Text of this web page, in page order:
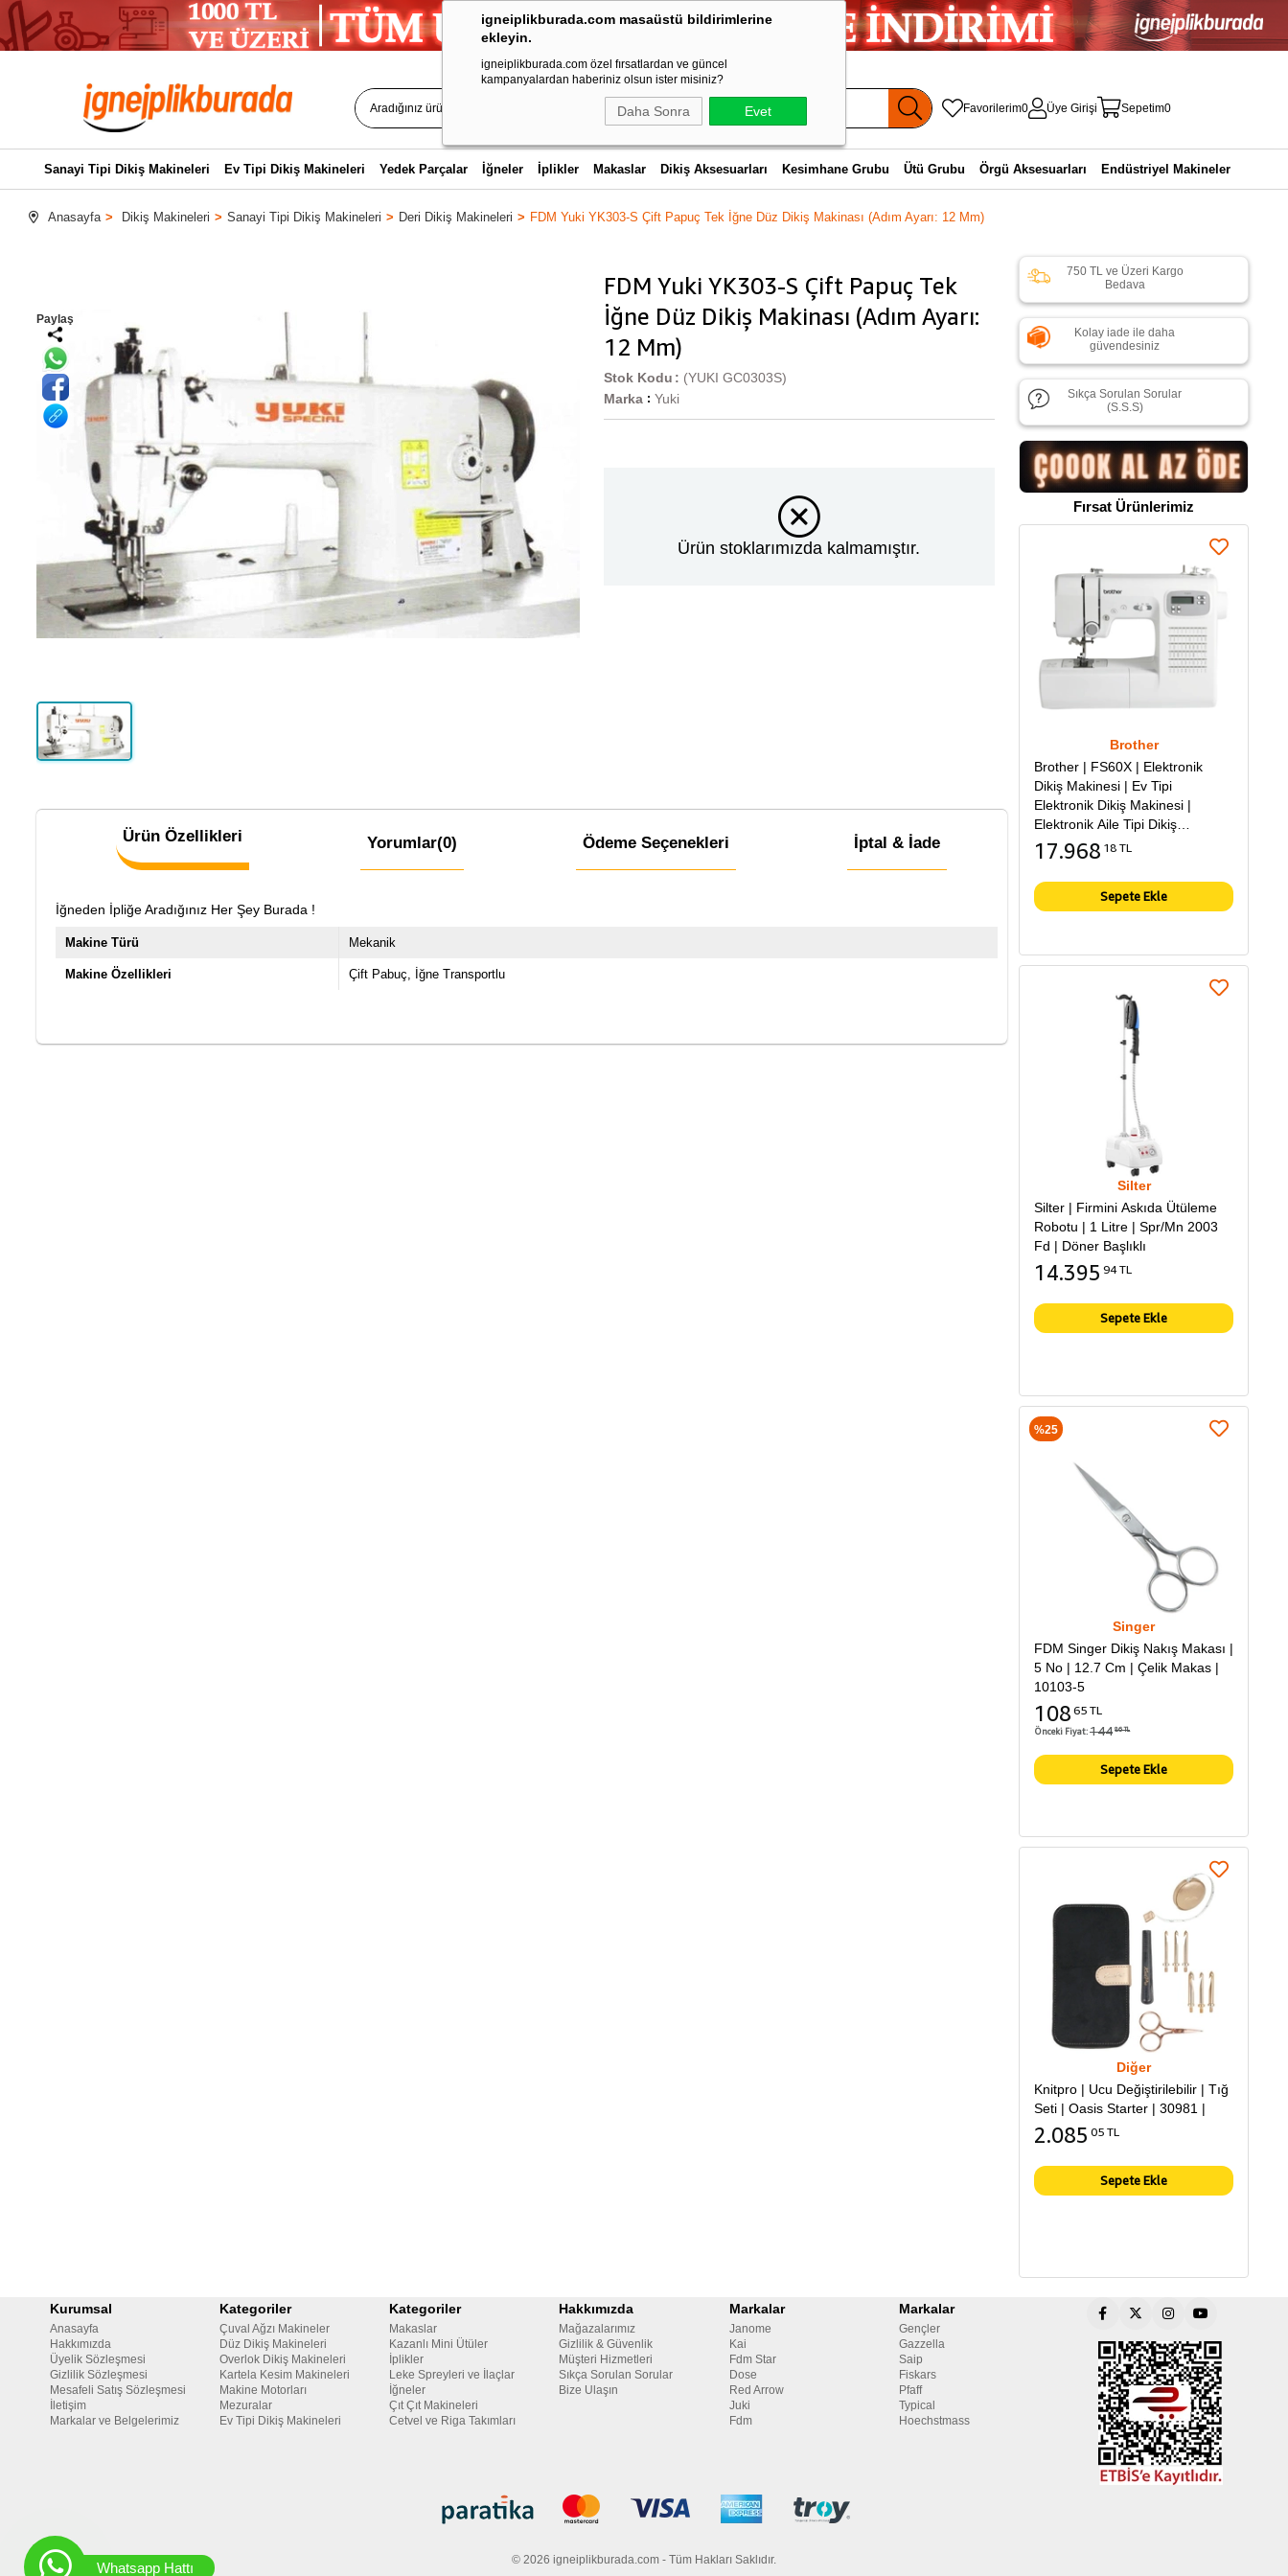
igneiplikburada.com masaüstü bildirimlerine
ekleyin.
igneiplikburada.com özel fırsatlardan ve güncel
kampanyalardan haberiniz olsun ister misiniz?
Daha Sonra Evet Favorilerim0 Üye Girişi Sepetim0
Sanayi Tipi Dikiş Makineleri Ev Tipi Dikiş Makineleri Yedek Parçalar İğneler İplikler Makaslar Dikiş Aksesuarları Kesimhane Grubu Ütü Grubu Örgü Aksesuarları Endüstriyel Makineler
Anasayfa Dikiş Makineleri Sanayi Tipi Dikiş Makineleri Deri Dikiş Makineleri FDM Yuki YK303-S Çift Papuç Tek İğne Düz Dikiş Makinası (Adım Ayarı: 12 Mm)
Paylaş
FDM Yuki YK303-S Çift Papuç Tek
İğne Düz Dikiş Makinası (Adım Ayarı:
12 Mm)
(YUKI GC0303S)
Stok Kodu
Marka : Yuki
Ürün stoklarımızda kalmamıştır.
Ürün Özellikleri Yorumlar(0) Ödeme Seçenekleri İptal & İade
İğneden İpliğe Aradığınız Her Şey Burada !
Makine Türü Mekanik
Makine Özellikleri Çift Pabuç İğne Transportlu
750 TL ve Üzeri Kargo
Bedava
Kolay iade ile daha
güvendesiniz
Sıkça Sorulan Sorular
(S.S.S)
Fırsat Ürünlerimiz
Brother
Brother | FS60X | Elektronik
Dikiş Makinesi | Ev Tipi
Elektronik Dikiş Makinesi |
Elektronik Aile Tipi Dikiş
Makinesi
17.968 18 TL
Sepete Ekle
Silter
Silter | Firmini Askıda Ütüleme
Robotu | 1 Litre | Spr/Mn 2003
Fd | Döner Başlıklı
14.395 94 TL
Sepete Ekle
Singer
FDM Singer Dikiş Nakış Makası |
5 No | 12.7 Cm | Çelik Makas |
10103-5
108 65 TL
Önceki Fiyat:144 86 TL
Sepete Ekle
%25
Diğer
Knitpro | Ucu Değiştirilebilir | Tığ
Seti | Oasis Starter | 30981 |
2.085 05 TL
Sepete Ekle
Kurumsal
Anasayfa
Hakkımızda
Üyelik Sözleşmesi
Gizlilik Sözleşmesi
Mesafeli Satış Sözleşmesi
İletişim
Markalar ve Belgelerimiz
Kategoriler
Çuval Ağzı Makineler
Düz Dikiş Makineleri
Overlok Dikiş Makineleri
Kartela Kesim Makineleri
Makine Motorları
Mezuralar
Ev Tipi Dikiş Makineleri
Kategoriler
Makaslar
Kazanlı Mini Ütüler
İplikler
Leke Spreyleri ve İlaçlar
İğneler
Çıt Çıt Makineleri
Cetvel ve Riga Takımları
Hakkımızda
Mağazalarımız
Gizlilik & Güvenlik
Müşteri Hizmetleri
Sıkça Sorulan Sorular
Bize Ulaşın
Markalar
Janome
Kai
Fdm Star
Dose
Red Arrow
Juki
Fdm
Markalar
Gençler
Gazzella
Saip
Fiskars
Pfaff
Typical
Hoechstmass
© 2026 igneiplikburada.com - Tüm Hakları Saklıdır.
Whatsapp Hattı